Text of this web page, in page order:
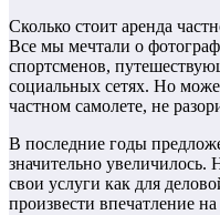
Сколько стоит аренда
Все мы мечтали о
спортсменов,
социальных сетях. Но
частном самолете, не
В последние годы
значительно увеличилось.
свои услуги как для
произвести впечатление